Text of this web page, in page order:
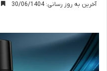
آخرین به روز رسانی: 30/06/1404